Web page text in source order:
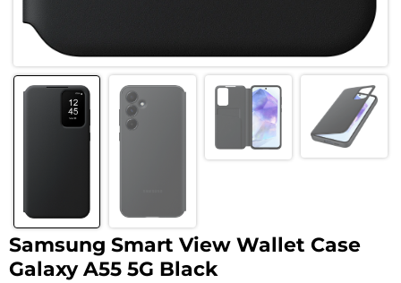
Samsung Smart View Wallet Case
Galaxy A55 5G Black